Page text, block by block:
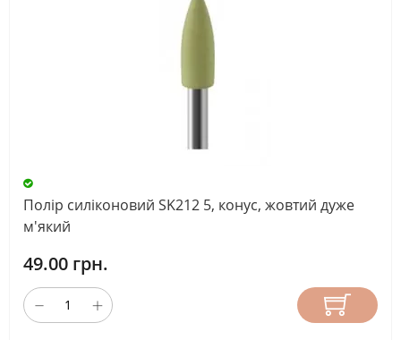
Полір силіконовий SK212 5, конус, жовтий дуже
м'який
49.00 грн.